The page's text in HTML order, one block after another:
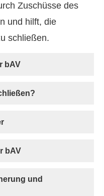
Zuschüsse des
und hilft, die
schließen.
bAV
bAV
und